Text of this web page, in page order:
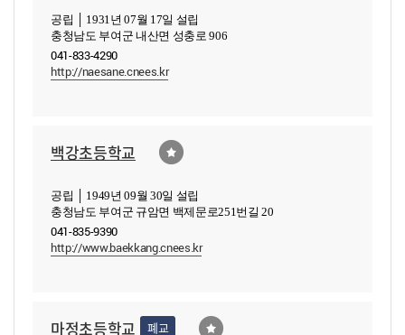
공립 │ 1931년 07월 17일 설립
충청남도 부여군 내산면 성충로 906
041-833-4290
http://naesane.cnees.kr
백강초등학교
공립 │ 1949년 09월 30일 설립
충청남도 부여군 규암면 백제문로251번길 20
041-835-9390
http://www.baekkang.cnees.kr
마정초등학교 폐교